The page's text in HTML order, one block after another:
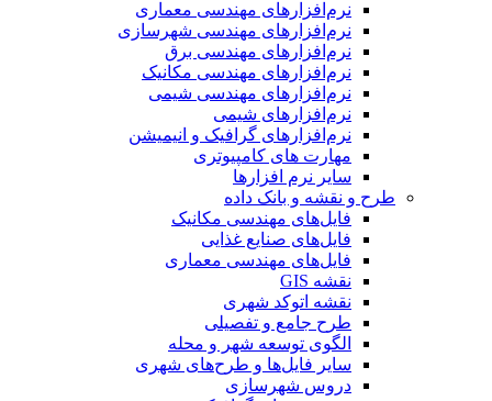
نرم‌افزارهای مهندسی معماری
نرم‌افزارهای مهندسی شهرسازی
نرم‌افزارهای مهندسی برق
نرم‌افزارهای مهندسی مکانیک
نرم‌افزارهای مهندسی شیمی
نرم‌افزارهای شیمی
نرم‌افزارهای گرافیک و انیمیشن
مهارت های کامپیوتری
سایر نرم افزارها
طرح و نقشه و بانک داده
فایل‌های مهندسی مکانیک
فایل‌های صنایع غذایی
فایل‌های مهندسی معماری
نقشه GIS
نقشه اتوکد شهری
طرح جامع و تفصیلی
الگوی توسعه شهر و محله
سایر فایل‌ها و طرح‌های شهری
دروس شهرسازی